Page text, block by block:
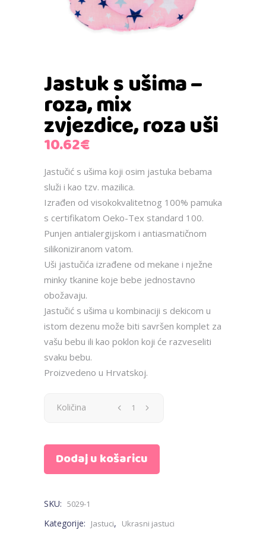
Jastuk s ušima –
roza, mix
zvjezdice, roza uši
10.62€
Jastučić s ušima koji osim jastuka bebama
služi i kao tzv. mazilica.
Izrađen od visokokvalitetnog 100% pamuka
s certifikatom Oeko-Tex standard 100.
Punjen antialergijskom i antiasmatičnom
silikoniziranom vatom.
Uši jastučića izrađene od mekane i nježne
minky tkanine koje bebe jednostavno
obožavaju.
Jastučić s ušima u kombinaciji s dekicom u
istom dezenu može biti savršen komplet za
vašu bebu ili kao poklon koji će razveseliti
svaku bebu.
Proizvedeno u Hrvatskoj.
Jastuk
ušima
roza,
Količina
Dodaj u košaricu
SKU: 5029-1
Kategorije: Jastuci, Ukrasni jastuci